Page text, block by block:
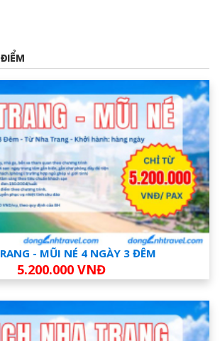
- MŨI NÉ 4 NGÀY 3 ĐÊM
5.200.000 VNĐ